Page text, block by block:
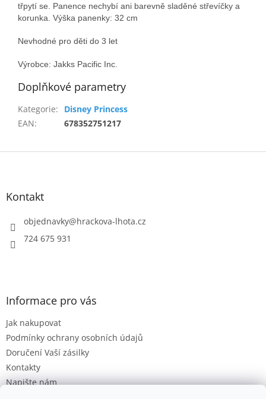
třpytí se. Panence nechybí ani barevně sladěné střevíčky a
korunka. Výška panenky: 32 cm
Nevhodné pro děti do 3 let
Výrobce: Jakks Pacific Inc.
Doplňkové parametry
Kategorie:
Disney Princess
EAN: 678352751217
Z
Kontakt
objednavky@hrackova-lhota.cz
724 675 931
Informace pro vás
Jak nakupovat
Podmínky ochrany osobních údajů
Doručení Vaší zásilky
Kontakty
Napište nám